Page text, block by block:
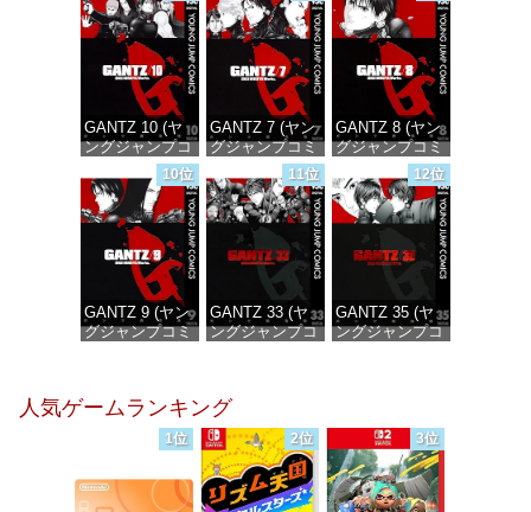
価格：¥100 価格：¥100 価格：¥100
GANTZ 10 (ヤ
ングジャンプコ
DIGITAL)
価格：¥100
GANTZ 7 (ヤン
グジャンプコミ
ックスDIGITAL)
価格：¥100
GANTZ 8 (ヤン
グジャンプコミ
ックスDIGITAL)
価格：¥100
10位
GANTZ 9 (ヤン
グジャンプコミ
11位
GANTZ 33 (ヤ
ングジャンプコ
12位
GANTZ 35 (ヤ
ングジャンプコ
人気ゲームランキング
1位 2位 3位